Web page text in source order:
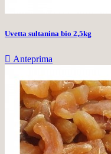
Uvetta sultanina bio 2,5kg
 Anteprima